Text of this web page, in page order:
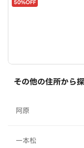
50%OFF
その他の住所から
阿原
一本松